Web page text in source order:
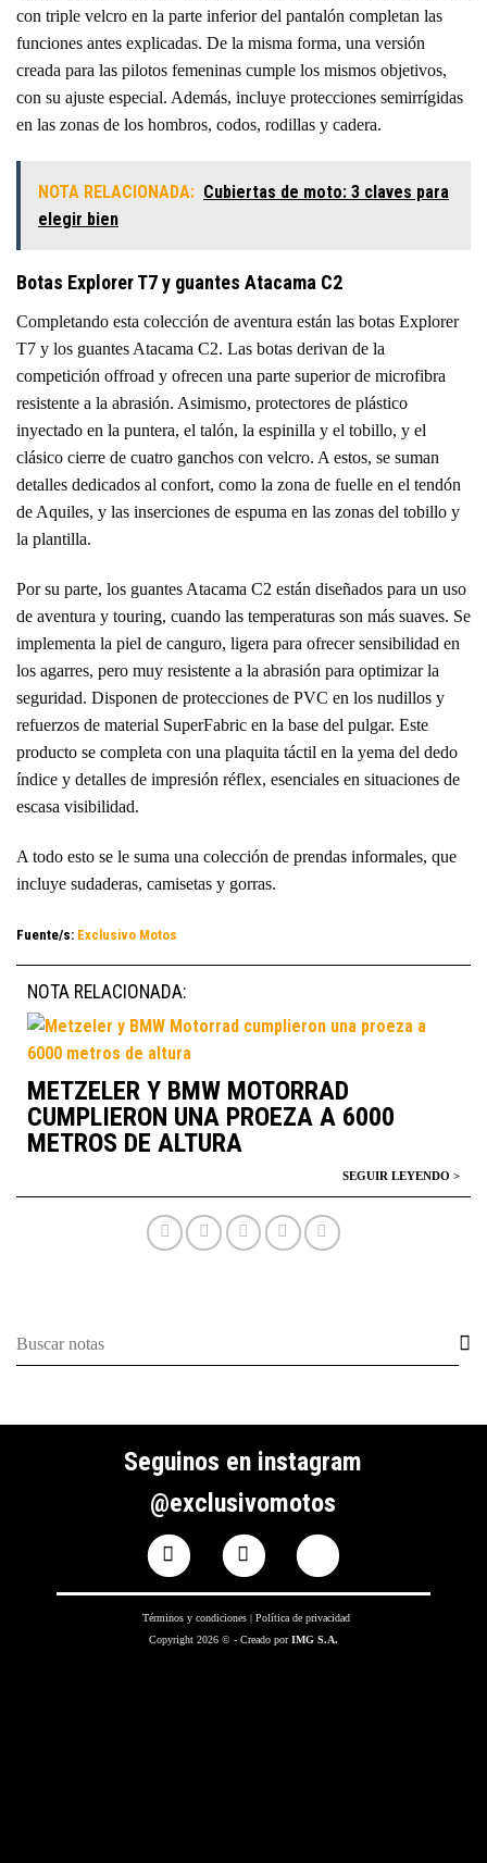
con triple velcro en la parte inferior del pantalón completan las
funciones antes explicadas. De la misma forma, una versión
creada para las pilotos femeninas cumple los mismos objetivos,
con su ajuste especial. Además, incluye protecciones semirrígidas
en las zonas de los hombros, codos, rodillas y cadera.
NOTA RELACIONADA: Cubiertas de moto: 3 claves para
elegir bien
Botas Explorer T7 y guantes Atacama C2
Completando esta colección de aventura están las botas Explorer
T7 y los guantes Atacama C2. Las botas derivan de la
competición offroad y ofrecen una parte superior de microfibra
resistente a la abrasión. Asimismo, protectores de plástico
inyectado en la puntera, el talón, la espinilla y el tobillo, y el
clásico cierre de cuatro ganchos con velcro. A estos, se suman
detalles dedicados al confort, como la zona de fuelle en el tendón
de Aquiles, y las inserciones de espuma en las zonas del tobillo y
la plantilla.
Por su parte, los guantes Atacama C2 están diseñados para un uso
de aventura y touring, cuando las temperaturas son más suaves. Se
implementa la piel de canguro, ligera para ofrecer sensibilidad en
los agarres, pero muy resistente a la abrasión para optimizar la
seguridad. Disponen de protecciones de PVC en los nudillos y
refuerzos de material SuperFabric en la base del pulgar. Este
producto se completa con una plaquita táctil en la yema del dedo
índice y detalles de impresión réflex, esenciales en situaciones de
escasa visibilidad.
A todo esto se le suma una colección de prendas informales, que
incluye sudaderas, camisetas y gorras.
Fuente/s: Exclusivo Motos
NOTA RELACIONADA:
METZELER Y BMW MOTORRAD
CUMPLIERON UNA PROEZA A 6000
METROS DE ALTURA
Seguinos en instagram
@exclusivomotos
Términos y condiciones |Política de privacidad
Copyright 2026 © - Creado porIMG S.A.